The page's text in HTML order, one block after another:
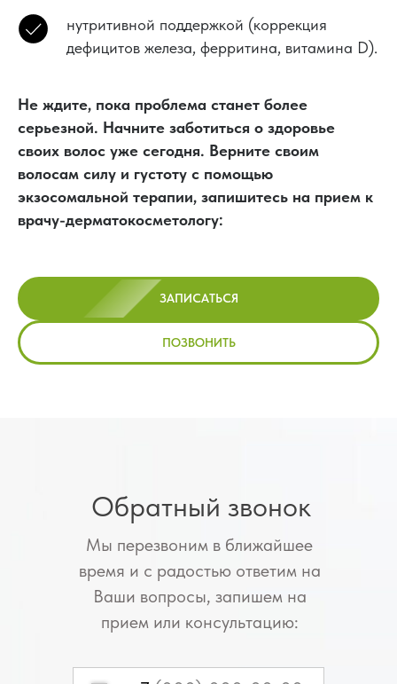
нутритивной поддержкой (коррекция
дефицитов железа, ферритина, витамина D).
Не ждите, пока проблема станет более
серьезной. Начните заботиться о здоровье
своих волос уже сегодня. Верните своим
волосам силу и густоту с помощью
экзосомальной терапии, запишитесь на прием к
врачу-дерматокосметологу:
ЗАПИСАТЬСЯ
ПОЗВОНИТЬ
Обратный звонок
Мы перезвоним в ближайшее
время и с радостью ответим на
Ваши вопросы, запишем на
прием или консультацию: